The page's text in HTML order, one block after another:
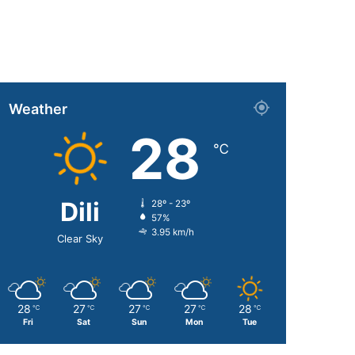
Weather
Dili
Clear Sky
28 ℃
28º - 23º
57%
3.95 km/h
28 ℃
Fri
27 ℃
Sat
27 ℃
Sun
27 ℃
Mon
28 ℃
Tue